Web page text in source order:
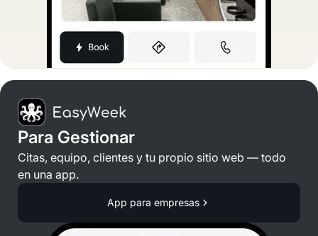
Para Gestionar
Citas, equipo, clientes y tu propio sitio web — todo
en una app.
App para empresas